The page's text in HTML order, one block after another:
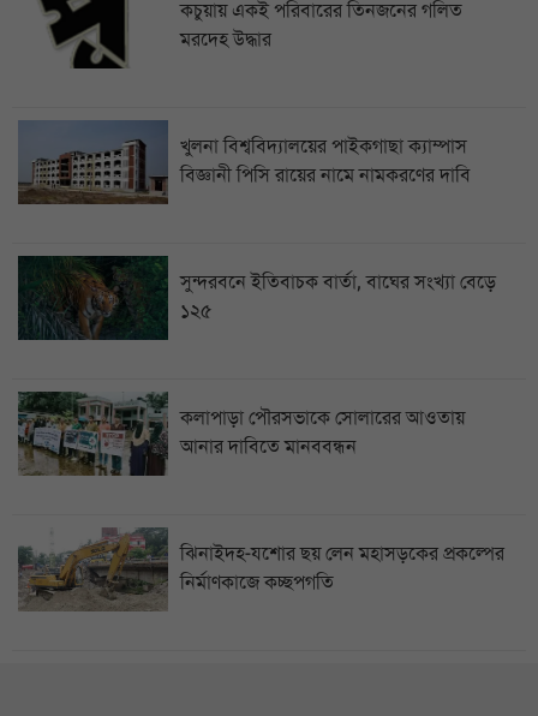
কচুয়ায় একই পরিবারের তিনজনের গলিত
মরদেহ উদ্ধার
খুলনা বিশ্ববিদ্যালয়ের পাইকগাছা ক্যাম্পাস
বিজ্ঞানী পিসি রায়ের নামে নামকরণের দাবি
সুন্দরবনে ইতিবাচক বার্তা, বাঘের সংখ্যা বেড়ে
১২৫
কলাপাড়া পৌরসভাকে সোলারের আওতায়
আনার দাবিতে মানববন্ধন
ঝিনাইদহ-যশোর ছয় লেন মহাসড়কের প্রকল্পের
নির্মাণকাজে কচ্ছপগতি